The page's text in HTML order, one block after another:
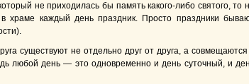
не приходилась бы память какого-либо святого, то
храме каждый день праздник. Просто праздники
существуют не отдельно друг от друга, а
любой день — это одновременно и день суточный, и